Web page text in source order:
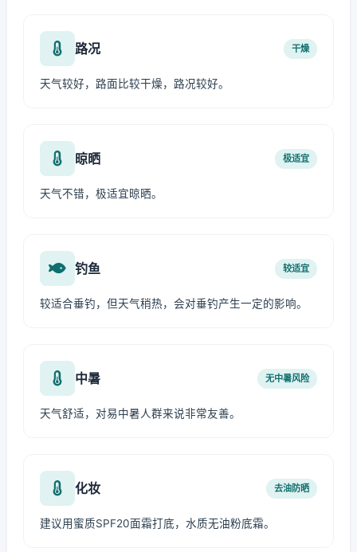
路况 干燥
天气较好，路面比较干燥，路况较好。
晾晒 极适宜
天气不错，极适宜晾晒。
钓鱼 较适宜
较适合垂钓，但天气稍热，会对垂钓产生一定的影响。
中暑 无中暑风险
天气舒适，对易中暑人群来说非常友善。
化妆 去油防晒
建议用蜜质SPF20面霜打底，水质无油粉底霜。